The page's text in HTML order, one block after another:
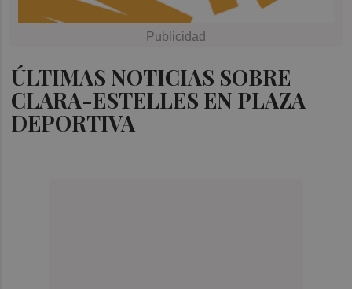
ÚLTIMAS NOTICIAS SOBRE
CLARA-ESTELLES EN PLAZA
DEPORTIVA